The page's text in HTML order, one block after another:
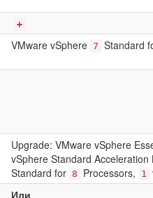
+
VMware vSphere 7 Standard
Upgrade: VMware vSphere
vSphere Standard
Standard for 8 Processors, 1
Или